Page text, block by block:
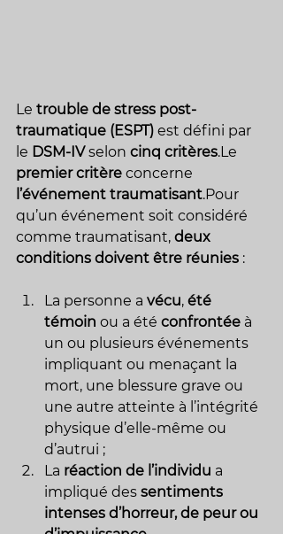
Le trouble de stress post-
traumatique (ESPT) est défini par
le DSM-IV selon cinq critères.Le
premier critère concerne
l’événement traumatisant.Pour
qu’un événement soit considéré
comme traumatisant, deux
conditions doivent être réunies :
La personne a vécu, été
témoin ou a été confrontée à
un ou plusieurs événements
impliquant ou menaçant la
mort, une blessure grave ou
une autre atteinte à l’intégrité
physique d’elle-même ou
d’autrui ;
La réaction de l’individu a
impliqué des sentiments
intenses d’horreur, de peur ou